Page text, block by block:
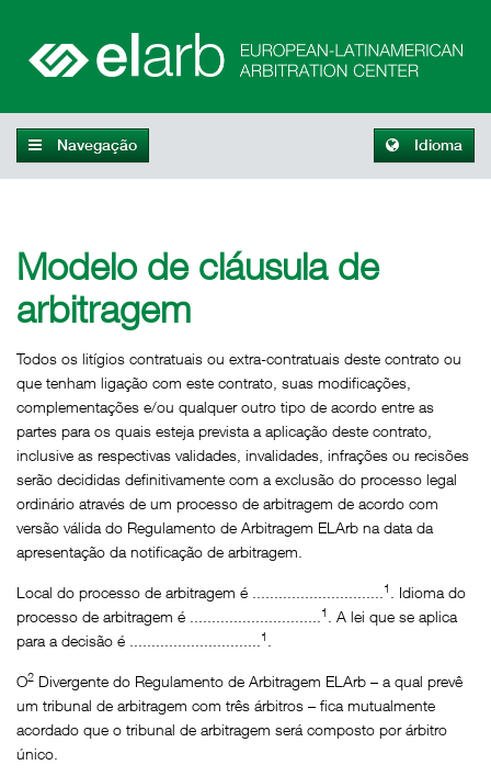
Navegação Idioma
Modelo de cláusula de
arbitragem
Todos os litígios contratuais ou extra-contratuais deste contrato ou
que tenham ligação com este contrato, suas modificações,
complementações e/ou qualquer outro tipo de acordo entre as
partes para os quais esteja prevista a aplicação deste contrato,
inclusive as respectivas validades, invalidades, infrações ou recisões
serão decididas definitivamente com a exclusão do processo legal
ordinário através de um processo de arbitragem de acordo com
versão válida do Regulamento de Arbitragem ELArb na data da
apresentação da notificação de arbitragem.
Local do processo de arbitragem é .............................. 1
. Idioma do
processo de arbitragem é ..............................
1
. A lei que se aplica
para a decisão é ..............................
1
O2 Divergente do Regulamento de Arbitragem ELArb – a qual prevê
um tribunal de arbitragem com três árbitros – fica mutualmente
acordado que o tribunal de arbitragem será composto por árbitro
único.